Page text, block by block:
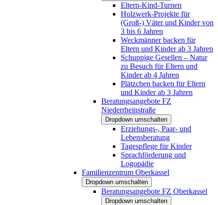
Eltern-Kind-Turnen
Holzwerk-Projekte für
(Groß-) Väter und Kinder von
3 bis 6 Jahren
Weckmänner backen für
Eltern und Kinder ab 3 Jahren
Schuppige Gesellen – Natur
zu Besuch für Eltern und
Kinder ab 4 Jahren
Plätzchen backen für Eltern
und Kinder ab 3 Jahren
Beratungsangebote FZ
Niederrheinstraße
Dropdown umschalten
Erziehungs-, Paar- und
Lebensberatung
Tagespflege für Kinder
Sprachförderung und
Logopädie
Familienzentrum Oberkassel
Dropdown umschalten
Beratungsangebote FZ Oberkassel
Dropdown umschalten